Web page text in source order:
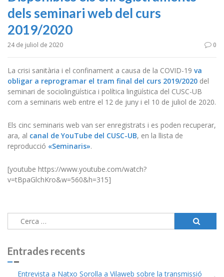
dels seminari web del curs
2019/2020
24 de juliol de 2020 0
La crisi sanitària i el confinament a causa de la COVID-19 va
obligar a reprogramar el tram final del curs 2019/2020 del
seminari de sociolingüística i política lingüística del CUSC-UB
com a seminaris web entre el 12 de juny i el 10 de juliol de 2020.
Els cinc seminaris web van ser enregistrats i es poden recuperar,
ara, al canal de YouTube del CUSC-UB, en la llista de
reproducció «Seminaris».
[youtube https://www.youtube.com/watch?
v=tBpaGlchKro&w=560&h=315]
Cerca:
Entrades recents
Entrevista a Natxo Sorolla a Vilaweb sobre la transmissió